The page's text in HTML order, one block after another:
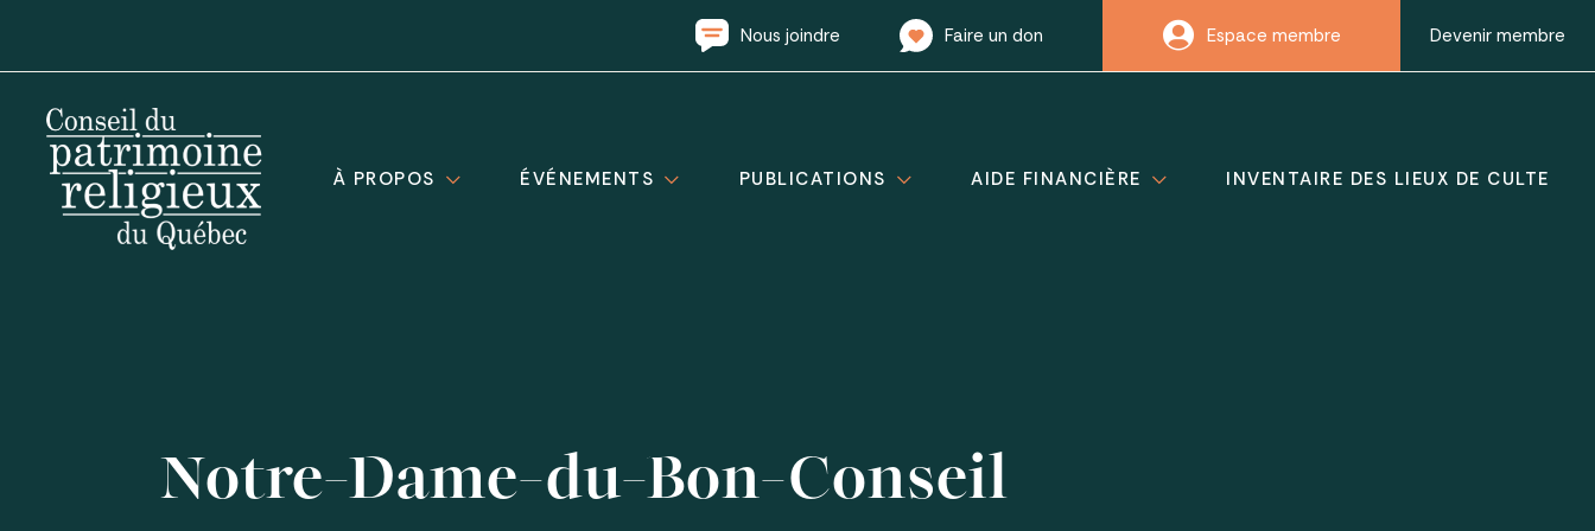
Nous joindre Faire un don Espace membre Devenir membre
À PROPOS ÉVÉNEMENTS PUBLICATIONS AIDE FINANCIÈRE INVENTAIRE DES LIEUX DE CULTE
Notre-Dame-du-Bon-Conseil